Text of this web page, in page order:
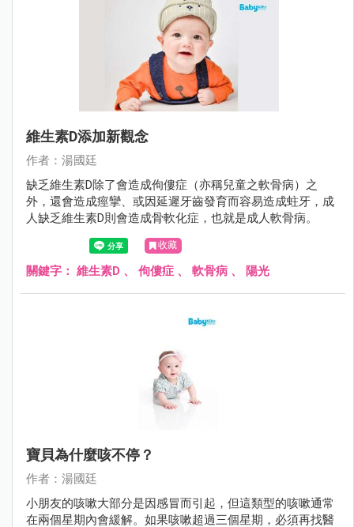
維生素D添加新觀念
作者：湯國廷
缺乏維生素D除了會造成佝僂症（亦稱兒童之軟骨病）之
外，還會造成痙攣、或因延遲牙齒發育而容易造成蛀牙，成
人缺乏維生素D則會造成骨軟化症，也就是成人軟骨病。
收藏
關鍵字： 維生素D 、 佝僂症 、 軟骨病 、 陽光
寶貝為什麼咳不停？
作者：湯國廷
小朋友的咳嗽大部分是因感冒而引起，但這類型的咳嗽通常
在兩個星期內會緩解。如果咳嗽超過三個星期，必須再找醫